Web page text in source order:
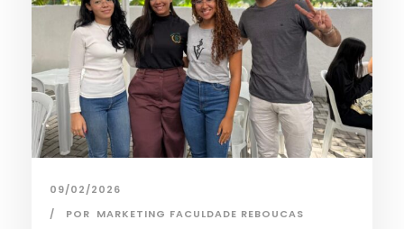
09/02/2026
POR MARKETING FACULDADE REBOUCAS